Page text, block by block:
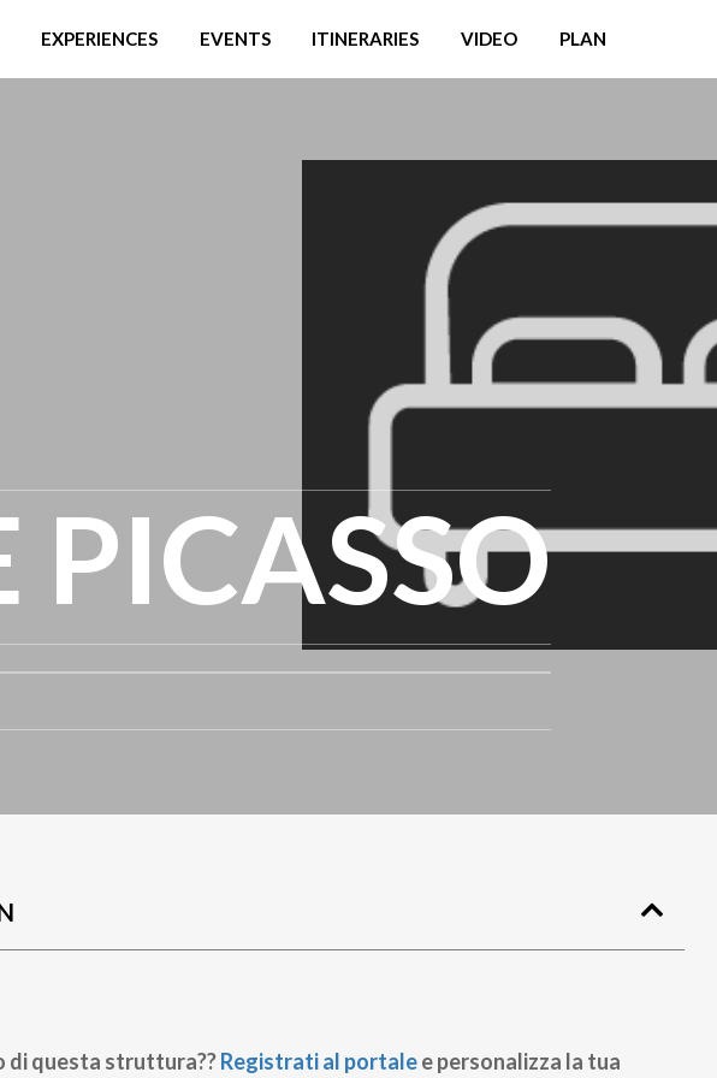
EXPERIENCES EVENTS ITINERARIES VIDEO PLAN
PICASSO
di questa struttura??Registrati al portalee personalizza la tua